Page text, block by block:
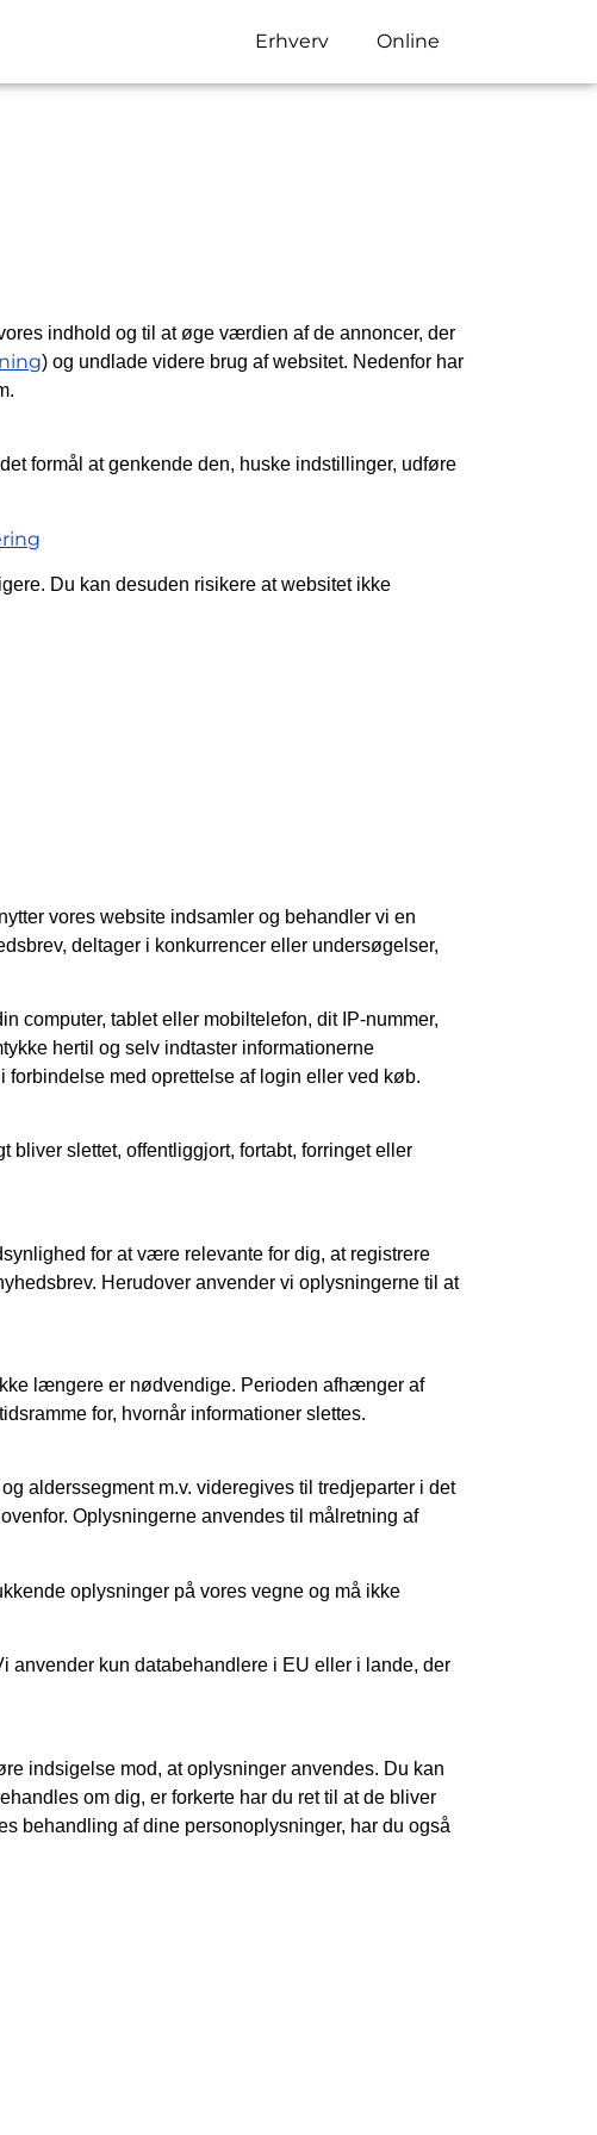
Erhverv Online
indhold og til at øge værdien af de annoncer, der
) og undlade videre brug af websitet. Nedenfor har
formål at genkende den, huske indstillinger, udføre
Du kan desuden risikere at websitet ikke
vores website indsamler og behandler vi en
deltager i konkurrencer eller undersøgelser,
computer, tablet eller mobiltelefon, dit IP-nummer,
hertil og selv indtaster informationerne
med oprettelse af login eller ved køb.
slettet, offentliggjort, fortabt, forringet eller
for at være relevante for dig, at registrere
Herudover anvender vi oplysningerne til at
længere er nødvendige. Perioden afhænger af
for, hvornår informationer slettes.
alderssegment m.v. videregives til tredjeparter i det
Oplysningerne anvendes til målretning af
oplysninger på vores vegne og må ikke
anvender kun databehandlere i EU eller i lande, der
indsigelse mod, at oplysninger anvendes. Du kan
om dig, er forkerte har du ret til at de bliver
behandling af dine personoplysninger, har du også